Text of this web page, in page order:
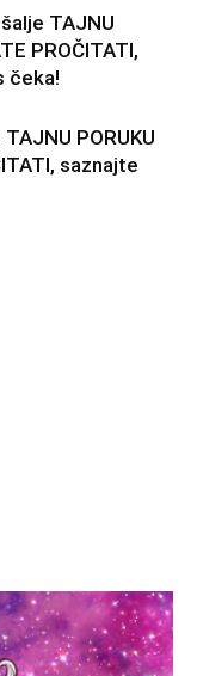
TAJNU
PROČITATI,
čeka!
PORUKU
saznajte